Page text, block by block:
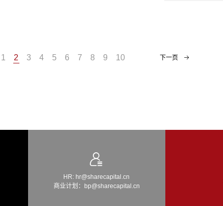
1 2 3 4 5 6 7 8 9 10 下一页
HR: hr@sharecapital.cn
商业计划：bp@sharecapital.cn